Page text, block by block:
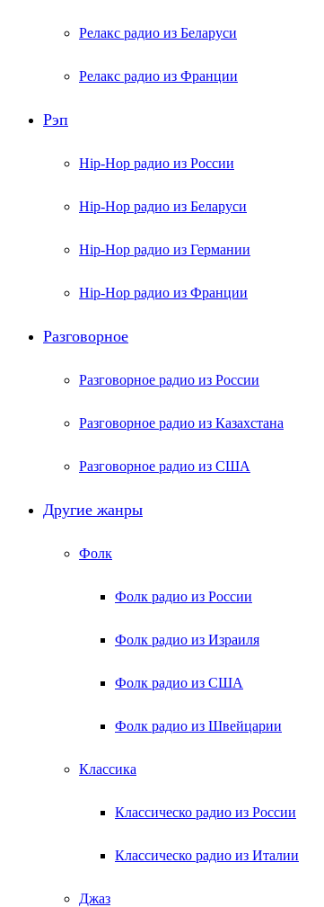
Релакс радио из Беларуси
Релакс радио из Франции
Рэп
Hip-Hop радио из России
Hip-Hop радио из Беларуси
Hip-Hop радио из Германии
Hip-Hop радио из Франции
Разговорное
Разговорное радио из России
Разговорное радио из Казахстана
Разговорное радио из США
Другие жанры
Фолк
Фолк радио из России
Фолк радио из Израиля
Фолк радио из США
Фолк радио из Швейцарии
Классика
Классическо радио из России
Классическо радио из Италии
Джаз